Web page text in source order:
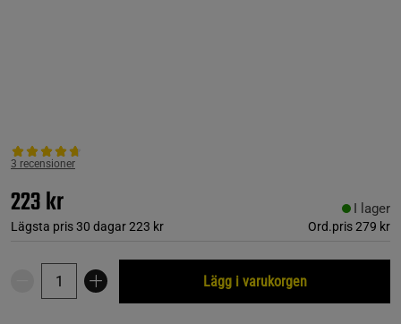
3 recensioner
223 kr
Lägsta pris 30 dagar223 kr Ord.pris279 kr
I lager
Lägg i varukorgen